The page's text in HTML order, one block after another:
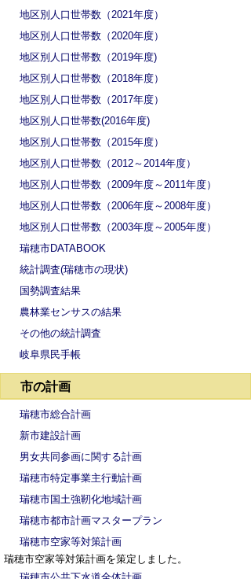
地区別人口世帯数（2021年度）
地区別人口世帯数（2020年度）
地区別人口世帯数（2019年度)
地区別人口世帯数（2018年度）
地区別人口世帯数（2017年度）
地区別人口世帯数(2016年度)
地区別人口世帯数（2015年度）
地区別人口世帯数（2012～2014年度）
地区別人口世帯数（2009年度～2011年度）
地区別人口世帯数（2006年度～2008年度）
地区別人口世帯数（2003年度～2005年度）
瑞穂市DATABOOK
統計調査(瑞穂市の現状)
国勢調査結果
農林業センサスの結果
その他の統計調査
岐阜県民手帳
市の計画
瑞穂市総合計画
新市建設計画
男女共同参画に関する計画
瑞穂市特定事業主行動計画
瑞穂市国土強靭化地域計画
瑞穂市都市計画マスタープラン
瑞穂市空家等対策計画
瑞穂市空家等対策計画を策定しました。